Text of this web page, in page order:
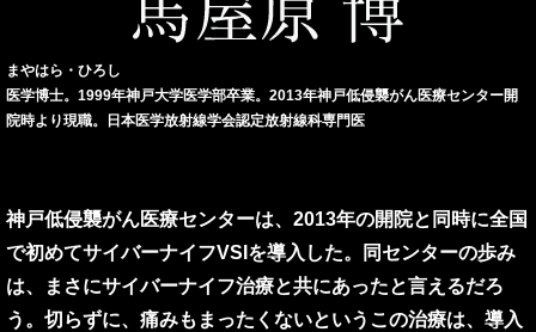
まやはら・ひろし
医学博士。1999年神戸大学医学部卒業。2013年神戸低侵襲がん医療センター開
院時より現職。日本医学放射線学会認定放射線科専門医
神戸低侵襲がん医療センターは、2013年の開院と同時に全国
で初めてサイバーナイフVSIを導入した。同センターの歩み
は、まさにサイバーナイフ治療と共にあったと言えるだろ
う。切らずに、痛みもまったくないというこの治療は、導入